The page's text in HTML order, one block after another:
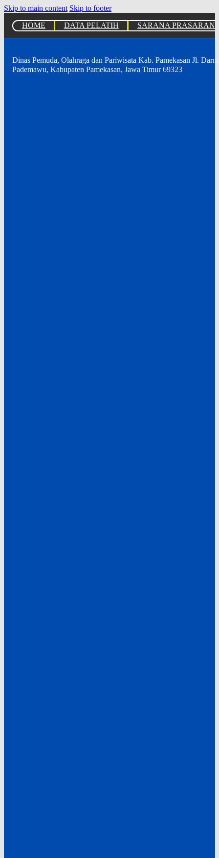
Skip to main content Skip to footer
HOME
DATA PELATIH SARANA
Dinas Pemuda, Olahraga dan Pariwisata Kab. Pamekasan Jl.
Pademawu, Kabupaten Pamekasan, Jawa Timur 69323